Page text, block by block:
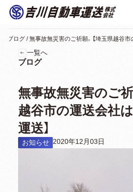
ブログ /無事故無災害のご祈願。【埼玉県越谷市
一覧へ
ブログ
無事故無災害のご祈
越谷市の運送会社
運送】
お知らせ 2020年12月03日